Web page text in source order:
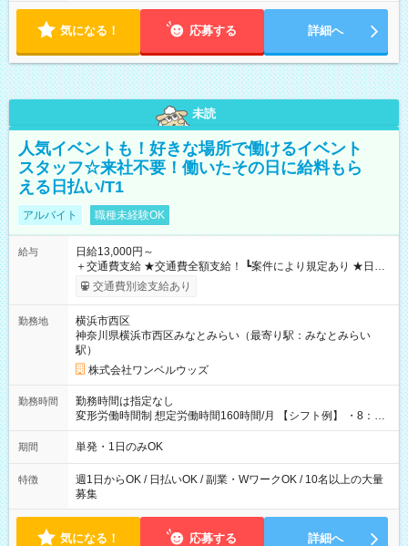
気になる！ 応募する 詳細へ
未読
人気イベントも！好きな場所で働けるイベント
スタッフ☆来社不要！働いたその日に給料もら
える日払い/T1
アルバイト 職種未経験OK
給与
日給13,000円～
＋交通費支給 ★交通費全額支給！ ┗案件により規定あり ★日払
いOK！（規定あり） ┗働いたその日に現金GET♪ お仕事後はコ
ンビニATMから 日払い分を引き落とせます！ 【試用期間】試
交通費別途支給あり
勤務地
横浜市西区
神奈川県横浜市西区みなとみらい（最寄り駅：みなとみらい
駅）
株式会社ワンベルウッズ
勤務時間
勤務時間は指定なし
変形労働時間制 想定労働時間160時間/月 【シフト例】 ・8：00
～21：00
期間 単発・1日のみOK
特徴
週1日からOK / 日払いOK / 副業・WワークOK / 10名以上の大量
募集
気になる！ 応募する 詳細へ